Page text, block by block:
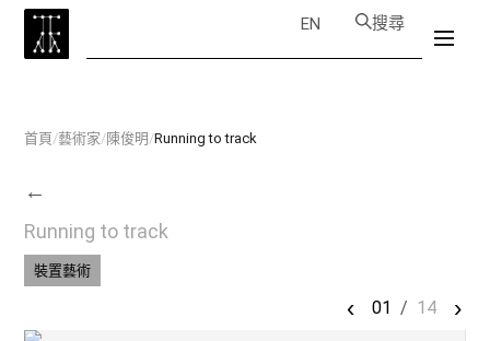
EN 搜尋
首頁/藝術家/陳俊明/Running to track
←
Running to track
裝置藝術
‹ 01 / 14 ›